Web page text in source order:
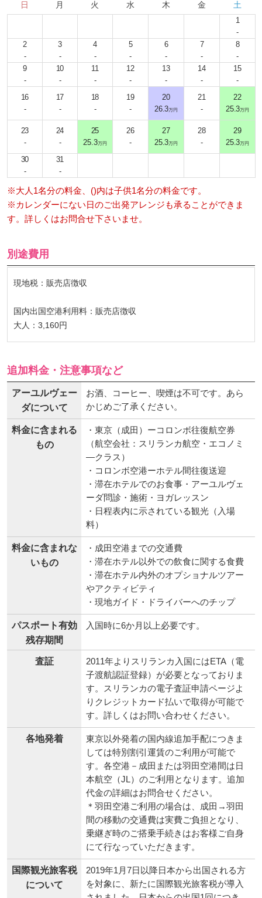
日 月 火 水 木 金 土
1
-
2
-
3
-
4
-
5
-
6
-
7
-
8
-
9
-
10
-
11
-
12
-
13
-
14
-
15
-
16
-
17
-
18
-
19
-
20
26.3万円
21
-
22
25.3万円
23
-
24
-
25
25.3万円
26
-
27
25.3万円
28
-
29
25.3万円
30
-
31
-
※大人1名分の料金、()内は子供1名分の料金です。
※カレンダーにない日のご出発アレンジも承ることができま
す。詳しくはお問合せ下さいませ。
別途費用
現地税：販売店徴収
国内出国空港利用料：販売店徴収
大人：3,160円
追加料金・注意事項など
アーユルヴェー
ダについて
お酒、コーヒー、喫煙は不可です。あら
かじめご了承ください。
料金に含まれる
もの
・東京（成田）ーコロンボ往復航空券
（航空会社：スリランカ航空・エコノミ
―クラス）
・コロンボ空港ーホテル間往復送迎
・滞在ホテルでのお食事・アーユルヴェ
ーダ問診・施術・ヨガレッスン
・日程表内に示されている観光（入場
料）
料金に含まれな
いもの
・成田空港までの交通費
・滞在ホテル以外での飲食に関する食費
・滞在ホテル内外のオプショナルツアー
やアクティビティ
・現地ガイド・ドライバーへのチップ
パスポート有効
残存期間
入国時に6か月以上必要です。
査証
2011年よりスリランカ入国にはETA（電
子渡航認証登録）が必要となっておりま
す。スリランカの電子査証申請ページよ
りクレジットカード払いで取得が可能で
す。詳しくはお問い合わせください。
各地発着
東京以外発着の国内線追加手配につきま
しては特別割引運賃のご利用が可能で
す。各空港－成田または羽田空港間は日
本航空（JL）のご利用となります。追加
代金の詳細はお問合せください。
＊羽田空港ご利用の場合は、成田→羽田
間の移動の交通費は実費ご負担となり、
乗継ぎ時のご搭乗手続きはお客様ご自身
にて行なっていただきます。
国際観光旅客税
について
2019年1月7日以降日本から出国される方
を対象に、新たに国際観光旅客税が導入